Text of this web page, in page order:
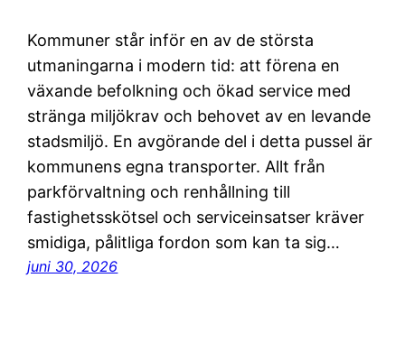
Kommuner står inför en av de största
utmaningarna i modern tid: att förena en
växande befolkning och ökad service med
stränga miljökrav och behovet av en levande
stadsmiljö. En avgörande del i detta pussel är
kommunens egna transporter. Allt från
parkförvaltning och renhållning till
fastighetsskötsel och serviceinsatser kräver
smidiga, pålitliga fordon som kan ta sig…
juni 30, 2026